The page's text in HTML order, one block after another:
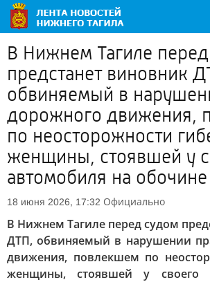
В Нижнем Тагиле
предстанет виновник
обвиняемый в
дорожного движения,
по неосторожности
женщины, стоявшей у
автомобиля на обочине
18 июня 2026, 17:32 Официально
В Нижнем Тагиле перед судом
ДТП, обвиняемый в нарушении
движения, повлекшем по
женщины, стоявшей у своего